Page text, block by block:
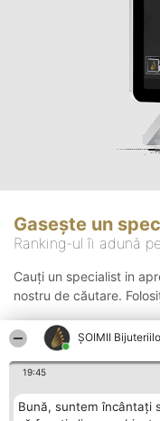
ŞOIMII
19:45
Bună, suntem încântați
Gasește un
Ranking-ul îi adună
Cauți un specialist in
nostru de căutare.